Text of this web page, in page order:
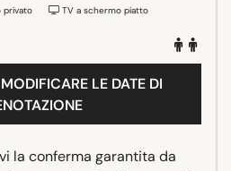
privato TV a schermo piatto
LE DATE DI
la conferma garantita da